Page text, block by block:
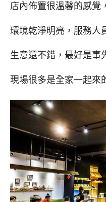
店內佈置很溫馨的感覺，
環境乾淨明亮，服務人
生意還不錯，最好是事
現場很多是全家一起來